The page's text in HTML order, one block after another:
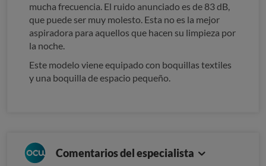
mucha frecuencia. El ruido anunciado es de 83 dB,
que puede ser muy molesto. Esta no es la mejor
aspiradora para aquellos que hacen su limpieza por
la noche.
Este modelo viene equipado con boquillas textiles
y una boquilla de espacio pequeño.
Comentarios del especialista